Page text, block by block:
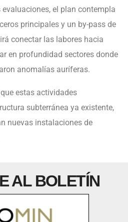
evaluaciones, el plan contempla
principales y un by-pass de
conectar las labores hacia
en profundidad sectores donde
anomalías auríferas.
estas actividades
subterránea ya existente,
nuevas instalaciones de
AL BOLETÍN